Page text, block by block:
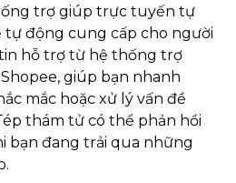
trợ giúp trực tuyến tự
tự động cung cấp cho người
hỗ trợ từ hệ thống trợ
giúp bạn nhanh
mắc hoặc xử lý vấn đề
thám tử có thể phản hồi
bạn đang trải qua những